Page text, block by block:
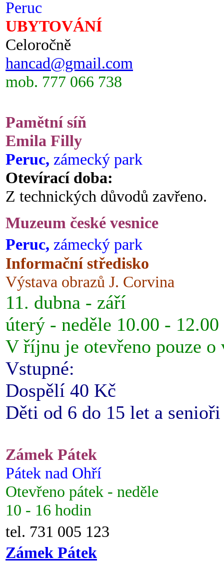
Peruc
UBYTOVÁNÍ
Celoročně
hancad@gmail.com
mob. 777 066 738
Pamětní síň
Emila Filly
Peruc, zámecký park
Otevírací doba:
Z technických důvodů zavřeno.
Muzeum české vesnice
Peruc, zámecký park
Informační středisko
Výstava obrazů J. Corvina
11. dubna - září
úterý - neděle 10.00 -
V říjnu je otevřeno pouze o
Vstupné:
Dospělí 40 Kč
Děti od 6 do 15 let a
Zámek Pátek
Pátek nad Ohří
Otevřeno pátek - neděle
10 - 16 hodin
tel. 731 005 123
Zámek Pátek